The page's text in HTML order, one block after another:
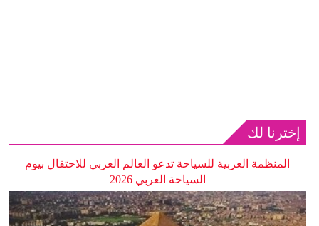
إخترنا لك
المنظمة العربية للسياحة تدعو العالم العربي للاحتفال بيوم
السياحة العربي 2026